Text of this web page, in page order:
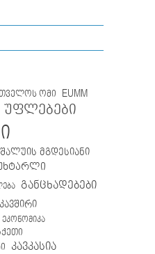
ომი EUMM
უფლებები
მგდესიანი
განცხადებები
ეკონომიკა
კავკასია